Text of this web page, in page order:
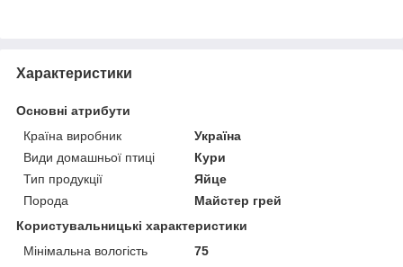
Характеристики
Основні атрибути
Країна виробник
Україна
Види домашньої птиці
Кури
Тип продукції
Яйце
Порода
Майстер грей
Користувальницькі характеристики
Мінімальна вологість
75